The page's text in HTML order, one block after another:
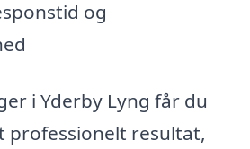
og
i Yderby Lyng får du
professionelt resultat,